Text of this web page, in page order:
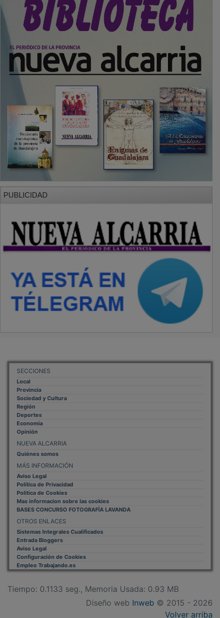
PUBLICIDAD
SECCIONES
Local
Provincia
Sociedad y Cultura
Región
Deportes
Economía
Opinión
NUEVA ALCARRIA
Quiénes somos
MÁS INFORMACIÓN
Aviso Legal
Política de Privacidad
Politica de Cookies
Mas informacion sobre las cookies
BASES CONCURSO FOTOGRAFÍA LAVANDA
OTROS ENLACES
Sistemas Integrales Cualificados
Entrada Bloggers
Aviso Legal
Configuración de Cookies
Empleo Trabajando.es
Tiempo: 0.1133 seg., Memoria Usada: 0.93 MB
Diseño web Inweb © 2015 - 2026
Volver arriba